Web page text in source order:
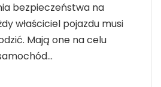
bezpieczeństwa na
właściciel pojazdu musi
Mają one na celu